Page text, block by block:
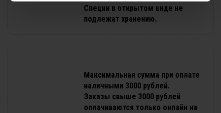
Специи в открытом виде не
подлежат хранению.
Максимальная сумма при оплате
наличными 3000 рублей.
Заказы свыше 3000 рублей
оплачиваются только онлайн на